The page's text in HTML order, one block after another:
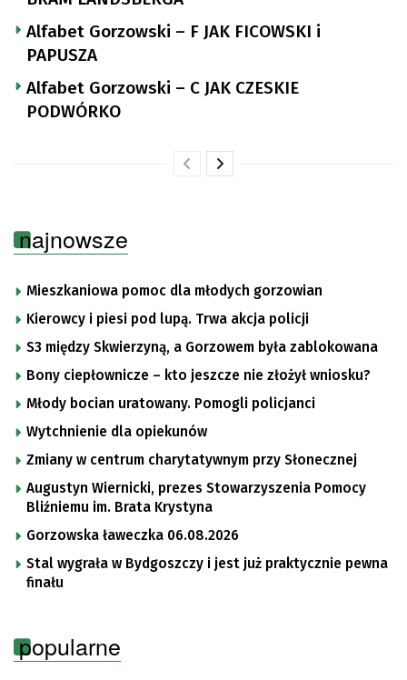
Alfabet Gorzowski – F JAK FICOWSKI i
PAPUSZA
Alfabet Gorzowski – C JAK CZESKIE
PODWÓRKO
najnowsze
Mieszkaniowa pomoc dla młodych gorzowian
Kierowcy i piesi pod lupą. Trwa akcja policji
S3 między Skwierzyną, a Gorzowem była zablokowana
Bony ciepłownicze – kto jeszcze nie złożył wniosku?
Młody bocian uratowany. Pomogli policjanci
Wytchnienie dla opiekunów
Zmiany w centrum charytatywnym przy Słonecznej
Augustyn Wiernicki, prezes Stowarzyszenia Pomocy
Bliźniemu im. Brata Krystyna
Gorzowska ławeczka 06.08.2026
Stal wygrała w Bydgoszczy i jest już praktycznie pewna
finału
popularne